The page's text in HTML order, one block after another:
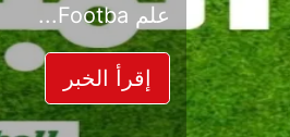
حسم ل...
إقرأ الخبر